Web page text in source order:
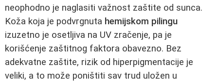
neophodno je naglasiti važnost zaštite od sunca.
Koža koja je podvrgnuta hemijskom pilingu
izuzetno je osetljiva na UV zračenje, pa je
korišćenje zaštitnog faktora obavezno. Bez
adekvatne zaštite, rizik od hiperpigmentacije je
veliki, a to može poništiti sav trud uložen u